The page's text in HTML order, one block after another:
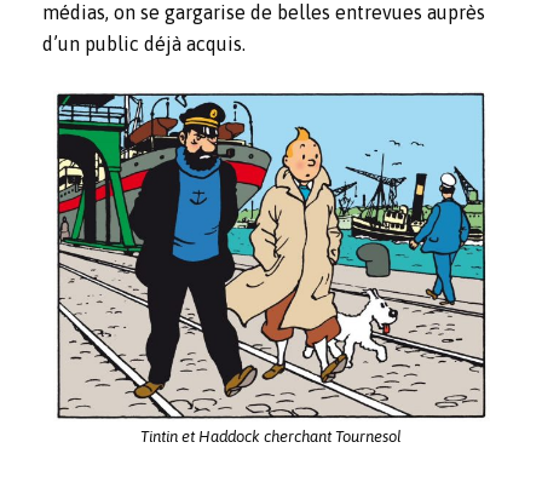
médias, on se gargarise de belles entrevues auprès
d’un public déjà acquis.
Tintin et Haddock cherchant Tournesol